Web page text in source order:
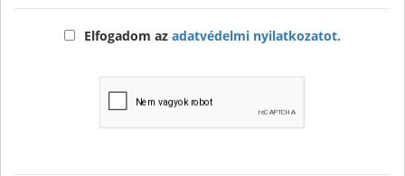
Elfogadom az adatvédelmi nyilatkozatot.